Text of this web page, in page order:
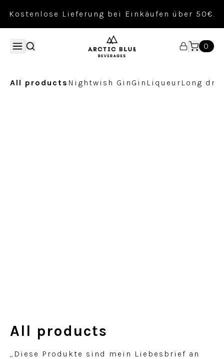
Kostenlose Lieferung bei Einkäufen über 50€.
0
All products Nightwish Gin Gin Liqueur Long
All products
„Diese Produkte sind mein Liebesbrief an